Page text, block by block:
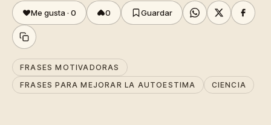
Me gusta · 0 0 Guardar
FRASES MOTIVADORAS
FRASES PARA MEJORAR LA AUTOESTIMA
CIENCIA